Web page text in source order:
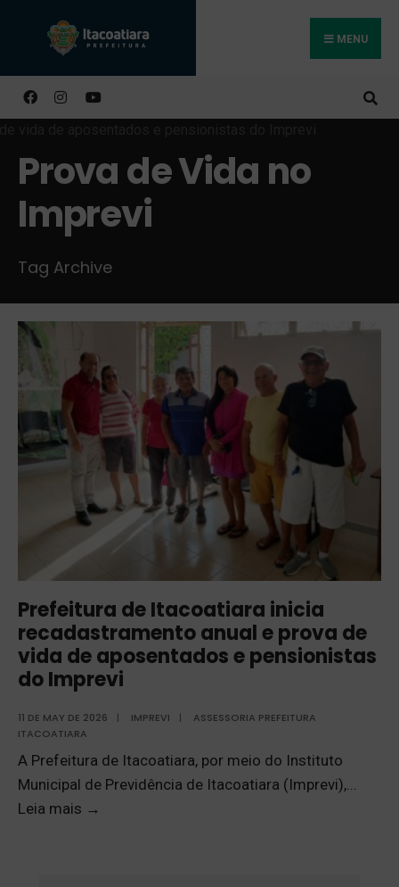
MENU
Prova de Vida no
Imprevi
Tag Archive
Prefeitura de Itacoatiara inicia
recadastramento anual e prova de
vida de aposentados e pensionistas
do Imprevi
11 DE MAY DE 2026 | IMPREVI |
ASSESSORIA PREFEITURA
ITACOATIARA
A Prefeitura de Itacoatiara, por meio do Instituto
Municipal de Previdência de Itacoatiara (Imprevi),...
Leia mais →
Buscar